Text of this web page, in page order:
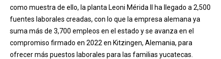
como muestra de ello, la planta Leoni Mérida II ha llegado a 2,500
fuentes laborales creadas, con lo que la empresa alemana ya
suma más de 3,700 empleos en el estado y se avanza en el
compromiso firmado en 2022 en Kitzingen, Alemania, para
ofrecer más puestos laborales para las familias yucatecas.